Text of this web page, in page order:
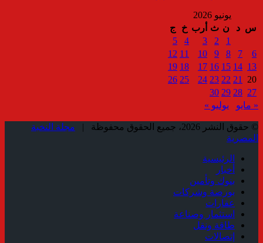
يونيو 2026
س د ن ث أرب خ
ج
1
2
3
4
5
6
7
8
9
10
11
12
13
14
15
16
17
18
19
20
21
22
23
24
25
26
27
28
29
30
« مايو
يوليو »
© حقوق النشر 2026، جميع الحقوق محفوظة |
مجلة النخبة
المصرية
الرئيسية
أخبار
بنوك وتأمين
بورصة وشركات
عقارات
استثمار وصناعة
طاقة ونقل
إتصالات